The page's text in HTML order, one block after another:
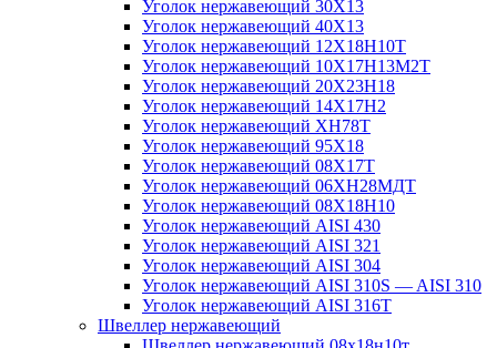
Уголок нержавеющий 30Х13
Уголок нержавеющий 40Х13
Уголок нержавеющий 12Х18Н10Т
Уголок нержавеющий 10Х17Н13М2T
Уголок нержавеющий 20Х23Н18
Уголок нержавеющий 14Х17Н2
Уголок нержавеющий ХН78Т
Уголок нержавеющий 95Х18
Уголок нержавеющий 08Х17Т
Уголок нержавеющий 06ХН28МДТ
Уголок нержавеющий 08Х18Н10
Уголок нержавеющий AISI 430
Уголок нержавеющий AISI 321
Уголок нержавеющий AISI 304
Уголок нержавеющий AISI 310S — AISI 310
Уголок нержавеющий AISI 316T
Швеллер нержавеющий